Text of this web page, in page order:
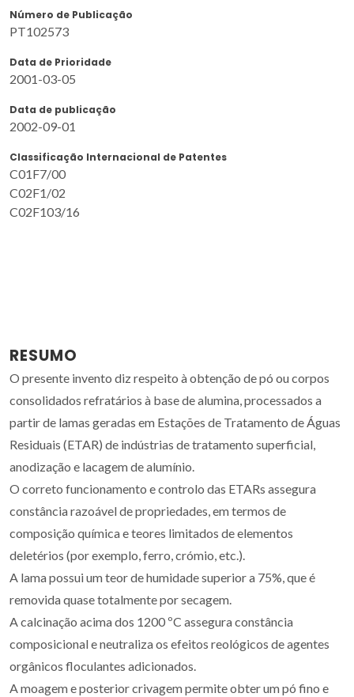
Número de Publicação
PT102573
Data de Prioridade
2001-03-05
Data de publicação
2002-09-01
Classificação Internacional de Patentes
C01F7/00
C02F1/02
C02F103/16
RESUMO
O presente invento diz respeito à obtenção de pó ou corpos
consolidados refratários à base de alumina, processados a
partir de lamas geradas em Estações de Tratamento de Águas
Residuais (ETAR) de indústrias de tratamento superficial,
anodização e lacagem de alumínio.
O correto funcionamento e controlo das ETARs assegura
constância razoável de propriedades, em termos de
composição química e teores limitados de elementos
deletérios (por exemplo, ferro, crómio, etc.).
A lama possui um teor de humidade superior a 75%, que é
removida quase totalmente por secagem.
A calcinação acima dos 1200 ºC assegura constância
composicional e neutraliza os efeitos reológicos de agentes
orgânicos floculantes adicionados.
A moagem e posterior crivagem permite obter um pó fino e